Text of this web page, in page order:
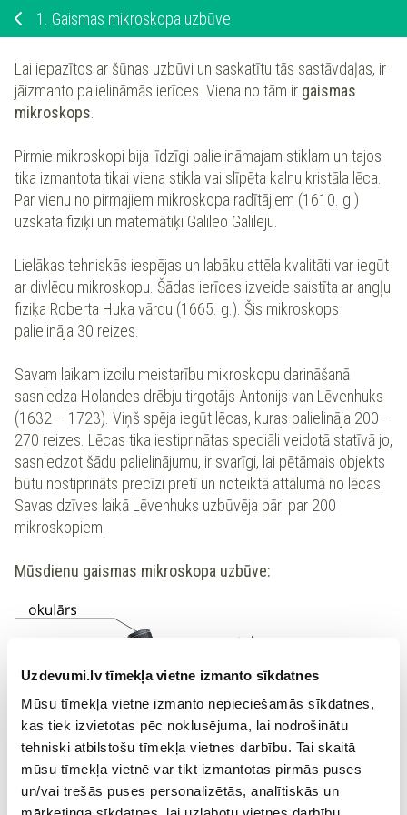
Uzdevumi.lv tīmekļa vietne izmanto sīkdatnes
Mūsu tīmekļa vietne izmanto nepieciešamās sīkdatnes,
kas tiek izvietotas pēc noklusējuma, lai nodrošinātu
tehniski atbilstošu tīmekļa vietnes darbību. Tai skaitā
mūsu tīmekļa vietnē var tikt izmantotas pirmās puses
un/vai trešās puses personalizētās, analītiskās un
1. Gaismas mikroskopa uzbūve
Lai iepazītos ar šūnas uzbūvi un saskatītu tās sastāvdaļas, ir
jāizmanto palielināmās ierīces. Viena no tām ir gaismas
mikroskops.
Pirmie mikroskopi bija līdzīgi palielināmajam stiklam un tajos
tika izmantota tikai viena stikla vai slīpēta kalnu kristāla lēca.
Par vienu no pirmajiem mikroskopa radītājiem (1610. g.)
uzskata fiziķi un matemātiķi Galileo Galileju.
Lielākas tehniskās iespējas un labāku attēla kvalitāti var iegūt
ar divlēcu mikroskopu. Šādas ierīces izveide saistīta ar angļu
fiziķa Roberta Huka vārdu (1665. g.). Šis mikroskops
palielināja 30 reizes.
Savam laikam izcilu meistarību mikroskopu darināšanā
sasniedza Holandes drēbju tirgotājs Antonijs van Lēvenhuks
(1632 – 1723). Viņš spēja iegūt lēcas, kuras palielināja 200 –
270 reizes. Lēcas tika iestiprinātas speciāli veidotā statīvā jo,
sasniedzot šādu palielinājumu, ir svarīgi, lai pētāmais objekts
būtu nostiprināts precīzi pretī un noteiktā attālumā no lēcas.
Savas dzīves laikā Lēvenhuks uzbūvēja pāri par 200
mikroskopiem.
Mūsdienu gaismas mikroskopa uzbūve: